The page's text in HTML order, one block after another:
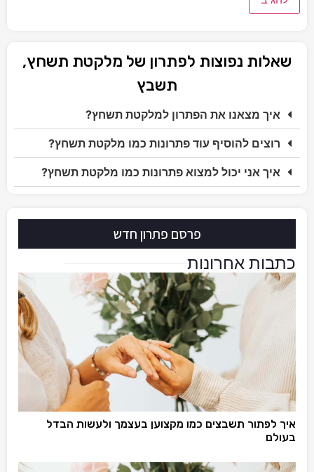
שאלות נפוצות לפתרון של מלקטת תשחץ,
תשבץ
איך מצאנו את הפתרון למלקטת תשחץ?
רוצים להוסיף עוד פתרונות כמו מלקטת תשחץ?
איך אני יכול למצוא פתרונות כמו מלקטת תשחץ?
פרסם פתרון חדש
כתבות אחרונות
איך לפתור תשבצים כמו מקצוען בעצמך ולעשות הבדל
בעולם